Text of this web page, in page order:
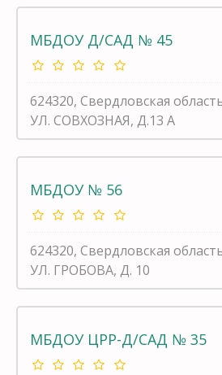
МБДОУ Д/САД № 45
624320, Свердловская
УЛ. СОВХОЗНАЯ, Д.13 А
МБДОУ № 56
624320, Свердловская
УЛ. ГРОБОВА, Д. 10
МБДОУ ЦРР-Д/САД № 35